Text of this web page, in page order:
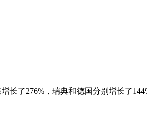
了276%，瑞典和德国分别增长了